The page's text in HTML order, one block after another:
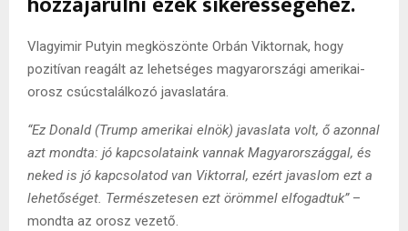
Vlagyimir Putyin megköszönte Orbán Viktornak, hogy
pozitívan reagált az lehetséges magyarországi amerikai-
orosz csúcstalálkozó javaslatára.
“Ez Donald (Trump amerikai elnök) javaslata volt, ő azonnal
azt mondta: jó kapcsolataink vannak Magyarországgal, és
neked is jó kapcsolatod van Viktorral, ezért javaslom ezt a
lehetőséget. Természetesen ezt örömmel elfogadtuk”–
mondta az orosz vezető.